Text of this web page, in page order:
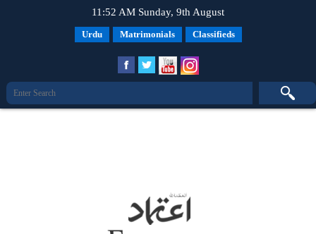
11:52 AM Sunday, 9th August
Urdu Matrimonials Classifieds